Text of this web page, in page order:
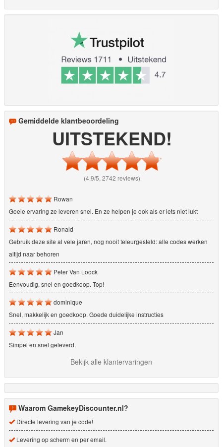
Gemiddelde klantbeoordeling
UITSTEKEND!
(4.9/5, 2742 reviews)
Rowan
Goeie ervaring ze leveren snel. En ze helpen je ook als er iets niet lukt
Ronald
Gebruik deze site al vele jaren, nog nooit teleurgesteld: alle codes werken
altijd naar behoren
Peter Van Loock
Eenvoudig, snel en goedkoop. Top!
dominique
Snel, makkelijk en goedkoop. Goede duidelijke instructies
Jan
Simpel en snel geleverd.
Bekijk alle klantervaringen
Waarom GamekeyDiscounter.nl?
Directe levering van je code!
Levering op scherm en per email.